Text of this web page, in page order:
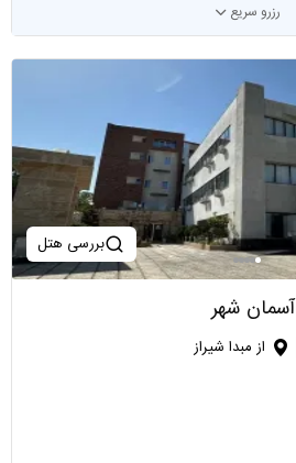
رزرو سریع
بررسی هتل
شهر
از مبدا شیراز